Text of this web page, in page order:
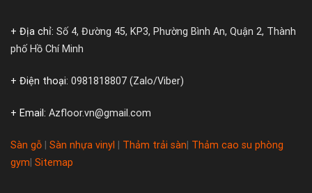
+ Địa chỉ: Số 4, Đường 45, KP3, Phường Bình An, Quận 2, Thành
phố Hồ Chí Minh
+ Điện thoại: 0981818807 (Zalo/Viber)
+ Email: Azfloor.vn@gmail.com
Sàn gỗ Sàn nhựa vinyl Thảm trải sàn Thảm cao su phòng
gym Sitemap